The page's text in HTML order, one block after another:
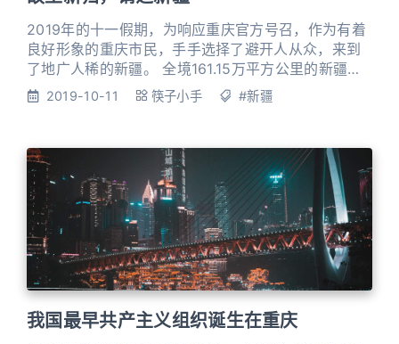
2019年的十一假期，为响应重庆官方号召，作为有着
良好形象的重庆市民，手手选择了避开人从众，来到
了地广人稀的新疆。 全境161.15万平方公里的新疆常
分为南疆与北疆，由北向南分别有自西向东三道山
脉：阿尔泰山脉、天山山脉和昆仑山脉。三山夹两
里木盆地夹在天山山脉和昆仑山脉之间。显而易见，
南疆和北疆的界限就是天山山脉，一道山脉影响了两
个截然不同的环境气候和生
2019-10-11 筷子小手 #新疆
我国最早共产主义组织诞生在重庆